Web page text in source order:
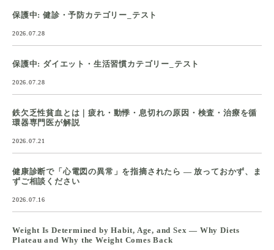
保護中: 健診・予防カテゴリー_テスト
2026.07.28
保護中: ダイエット・生活習慣カテゴリー_テスト
2026.07.28
鉄欠乏性貧血とは｜疲れ・動悸・息切れの原因・検査・治療を循
環器専門医が解説
2026.07.21
健康診断で「心電図の異常」を指摘されたら ― 放っておかず、ま
ずご相談ください
2026.07.16
Weight Is Determined by Habit, Age, and Sex — Why Diets
Plateau and Why the Weight Comes Back